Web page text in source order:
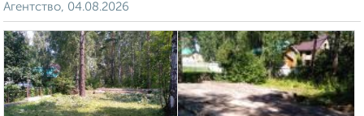
Агентство, 04.08.2026